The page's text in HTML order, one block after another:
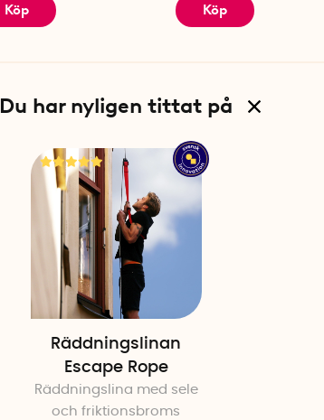
Köp
Köp
Du har nyligen tittat på
Räddningslinan
Escape Rope
Räddningslina med sele
och friktionsbroms